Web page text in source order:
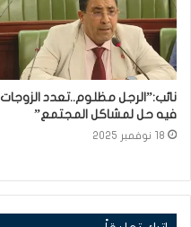
نائب:”الرجل مظلوم..تعدد الزوجات
فيه حل لمشاكل المجتمع”
18 نوفمبر 2025